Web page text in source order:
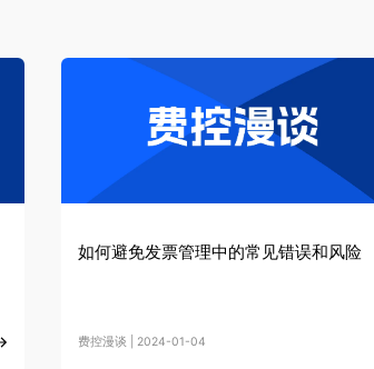
如何避免发票管理中的常见错误和风险
费控漫谈 | 2024-01-04